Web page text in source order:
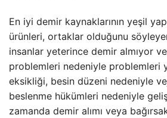
En iyi demir kaynaklarının yeşil
ürünleri, ortaklar olduğunu
insanlar yeterince demir almıyor
problemleri nedeniyle problemleri
eksikliği, besin düzeni nedeniyle
beslenme hükümleri nedeniyle
zamanda demir alımı veya